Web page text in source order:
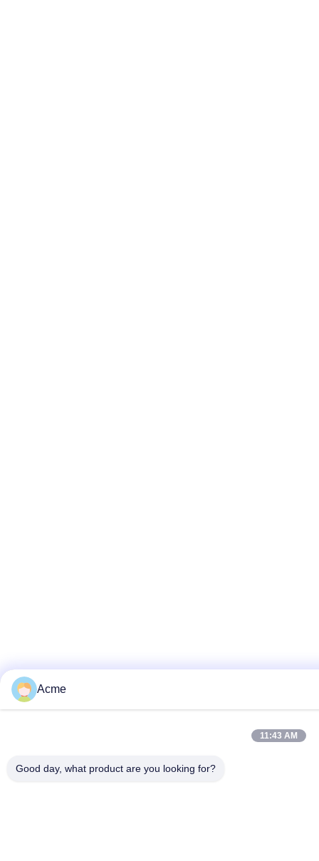
Acme
11:43 AM
Good day, what product are you looking for?